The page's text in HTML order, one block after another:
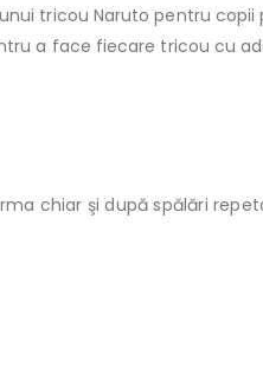
tricou Naruto pentru copii
a face fiecare tricou cu
chiar şi după spălări